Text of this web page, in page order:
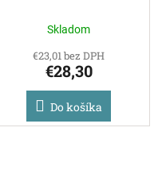
Skladom
€23,01 bez DPH
€28,30
Do košíka